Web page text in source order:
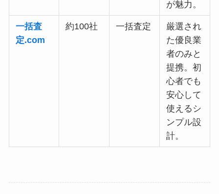
が魅力。
一括査
定.com
約100社 一括査定
厳選され
た優良業
者のみと
提携。初
心者でも
安心して
使えるシ
ンプル設
計。